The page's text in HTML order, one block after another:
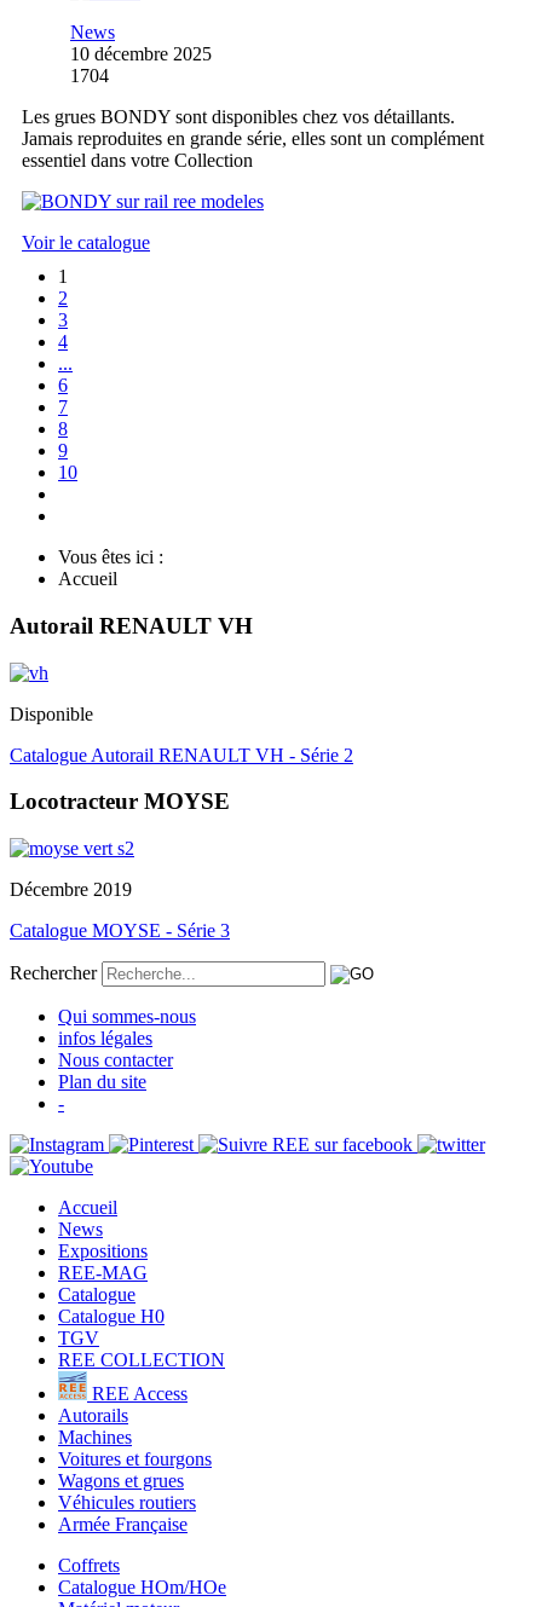
News
10 décembre 2025
1704
Les grues BONDY sont disponibles chez vos détaillants.
Jamais reproduites en grande série, elles sont un complément
essentiel dans votre Collection
Voir le catalogue
1
2
3
4
...
6
7
8
9
10
Vous êtes ici :
Accueil
Autorail RENAULT VH
Disponible
Catalogue Autorail RENAULT VH - Série 2
Locotracteur MOYSE
Décembre 2019
Catalogue MOYSE - Série 3
Rechercher
Qui sommes-nous
infos légales
Nous contacter
Plan du site
-
Accueil
News
Expositions
REE-MAG
Catalogue
Catalogue H0
TGV
REE COLLECTION
REE Access
Autorails
Machines
Voitures et fourgons
Wagons et grues
Véhicules routiers
Armée Française
Coffrets
Catalogue HOm/HOe